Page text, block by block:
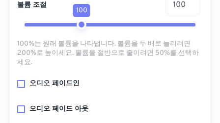
볼륨 조절
100
100%는 원래 볼륨을 나타냅니다. 볼륨을 두 배로 늘리려면
200%로 높이세요. 볼륨을 절반으로 줄이려면 50%를 선택하
세요.
오디오 페이드인
오디오 페이드 아웃